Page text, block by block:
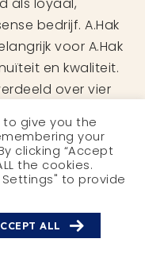
bedrijf. A.Hak
voor A.Hak
en kwaliteit.
over vier
onder meer de
naar nieuwe
circa €175
en ongeveer
give you the
your
clicking “Accept
the cookies.
to provide
ALL